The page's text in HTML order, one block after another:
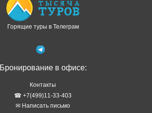
Горящие туры в Телеграм
Бронирование в офисе:
Контакты
☎ +7(499)11-33-403
✉ Написать письмо